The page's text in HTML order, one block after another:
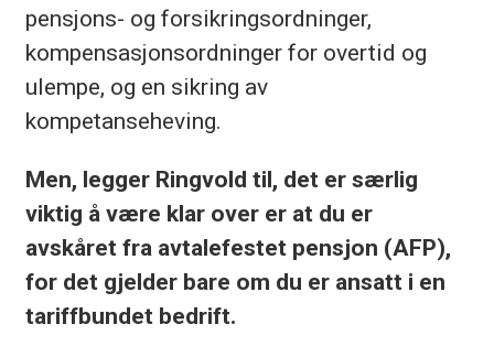
pensjons- og forsikringsordninger,
kompensasjonsordninger for overtid og
ulempe, og en sikring av
kompetanseheving.
Men, legger Ringvold til, det er særlig
viktig å være klar over er at du er
avskåret fra avtalefestet pensjon (AFP),
for det gjelder bare om du er ansatt i en
tariffbundet bedrift.